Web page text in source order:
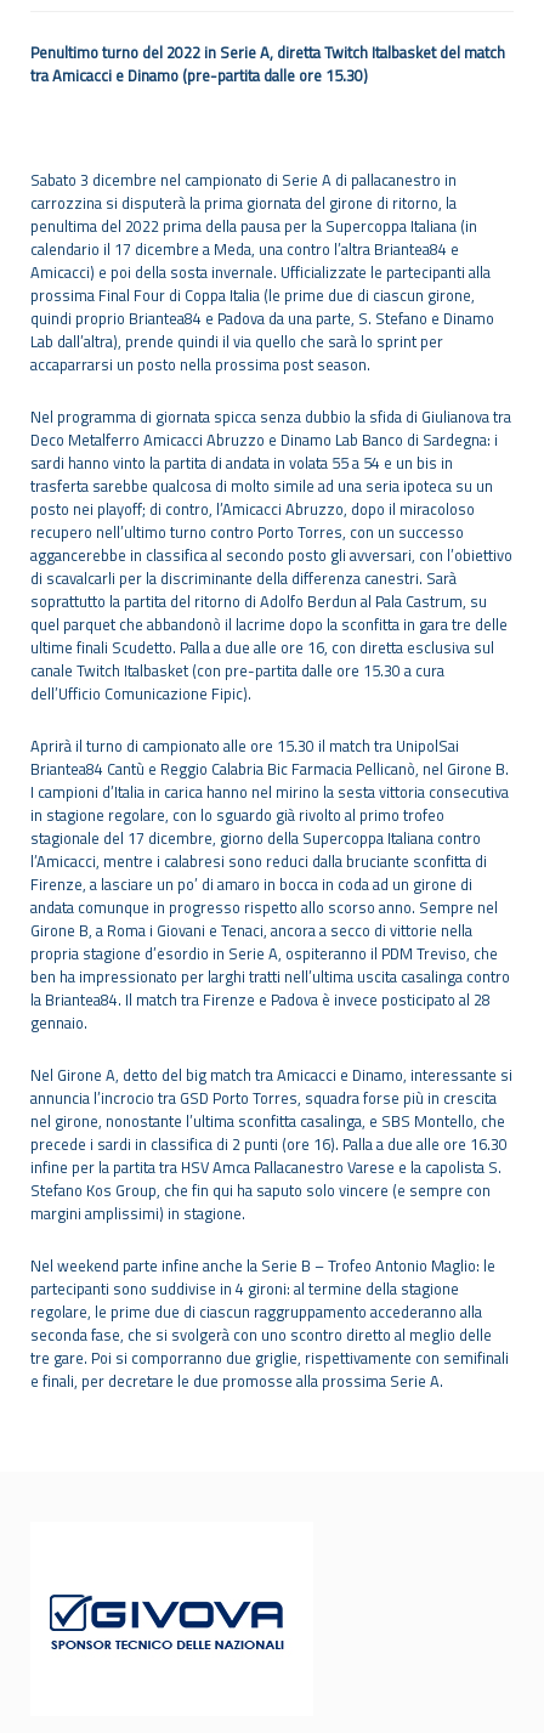
Penultimo turno del 2022 in Serie A, diretta Twitch Italbasket del match
tra Amicacci e Dinamo (pre-partita dalle ore 15.30)
Sabato 3 dicembre nel campionato di Serie A di pallacanestro in
carrozzina si disputerà la prima giornata del girone di ritorno, la
penultima del 2022 prima della pausa per la Supercoppa Italiana (in
calendario il 17 dicembre a Meda, una contro l’altra Briantea84 e
Amicacci) e poi della sosta invernale. Ufficializzate le partecipanti alla
prossima Final Four di Coppa Italia (le prime due di ciascun girone,
quindi proprio Briantea84 e Padova da una parte, S. Stefano e Dinamo
Lab dall’altra), prende quindi il via quello che sarà lo sprint per
accaparrarsi un posto nella prossima post season.
Nel programma di giornata spicca senza dubbio la sfida di Giulianova tra
Deco Metalferro Amicacci Abruzzo e Dinamo Lab Banco di Sardegna: i
sardi hanno vinto la partita di andata in volata 55 a 54 e un bis in
trasferta sarebbe qualcosa di molto simile ad una seria ipoteca su un
posto nei playoff; di contro, l’Amicacci Abruzzo, dopo il miracoloso
recupero nell’ultimo turno contro Porto Torres, con un successo
aggancerebbe in classifica al secondo posto gli avversari, con l’obiettivo
di scavalcarli per la discriminante della differenza canestri. Sarà
soprattutto la partita del ritorno di Adolfo Berdun al Pala Castrum, su
quel parquet che abbandonò il lacrime dopo la sconfitta in gara tre delle
ultime finali Scudetto. Palla a due alle ore 16, con diretta esclusiva sul
canale Twitch Italbasket (con pre-partita dalle ore 15.30 a cura
dell’Ufficio Comunicazione Fipic).
Aprirà il turno di campionato alle ore 15.30 il match tra UnipolSai
Briantea84 Cantù e Reggio Calabria Bic Farmacia Pellicanò, nel Girone B.
I campioni d’Italia in carica hanno nel mirino la sesta vittoria consecutiva
in stagione regolare, con lo sguardo già rivolto al primo trofeo
stagionale del 17 dicembre, giorno della Supercoppa Italiana contro
l’Amicacci, mentre i calabresi sono reduci dalla bruciante sconfitta di
Firenze, a lasciare un po’ di amaro in bocca in coda ad un girone di
andata comunque in progresso rispetto allo scorso anno. Sempre nel
Girone B, a Roma i Giovani e Tenaci, ancora a secco di vittorie nella
propria stagione d’esordio in Serie A, ospiteranno il PDM Treviso, che
ben ha impressionato per larghi tratti nell’ultima uscita casalinga contro
la Briantea84. Il match tra Firenze e Padova è invece posticipato al 28
gennaio.
Nel Girone A, detto del big match tra Amicacci e Dinamo, interessante si
annuncia l’incrocio tra GSD Porto Torres, squadra forse più in crescita
nel girone, nonostante l’ultima sconfitta casalinga, e SBS Montello, che
precede i sardi in classifica di 2 punti (ore 16). Palla a due alle ore 16.30
infine per la partita tra HSV Amca Pallacanestro Varese e la capolista S.
Stefano Kos Group, che fin qui ha saputo solo vincere (e sempre con
margini amplissimi) in stagione.
Nel weekend parte infine anche la Serie B – Trofeo Antonio Maglio: le
partecipanti sono suddivise in 4 gironi: al termine della stagione
regolare, le prime due di ciascun raggruppamento accederanno alla
seconda fase, che si svolgerà con uno scontro diretto al meglio delle
tre gare. Poi si comporranno due griglie, rispettivamente con semifinali
e finali, per decretare le due promosse alla prossima Serie A.